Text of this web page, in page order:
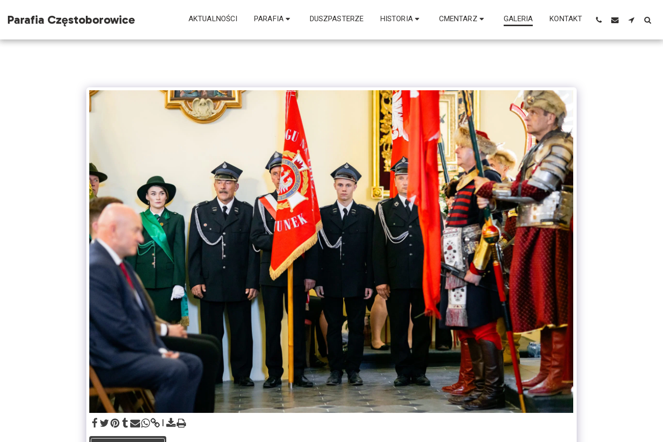
Parafia Częstoborowice AKTUALNOŚCI PARAFIA DUSZPASTERZE HISTORIA CMENTARZ GALERIA KONTAKT